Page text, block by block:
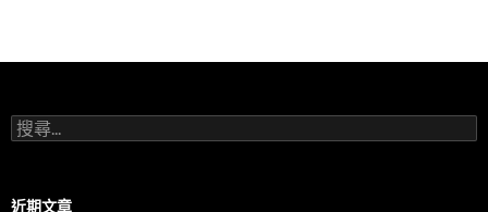
搜
尋
字:
近期文章